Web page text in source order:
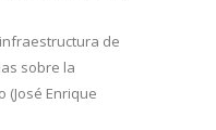
de
sobre la
(José Enrique